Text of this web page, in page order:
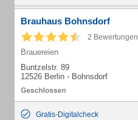
Brauhaus Bohnsdorf
2 Bewertungen
Brauereien
Buntzelstr. 89
12526 Berlin - Bohnsdorf
Gratis-Digitalcheck